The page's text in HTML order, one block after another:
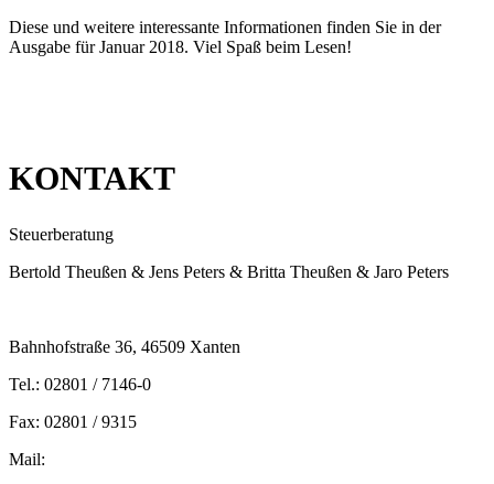
Diese und weitere interessante Informationen finden Sie in der
Ausgabe für Januar 2018. Viel Spaß beim Lesen!
KONTAKT
Steuerberatung
Bertold Theußen & Jens Peters & Britta Theußen & Jaro Peters
Bahnhofstraße 36, 46509 Xanten
Tel.: 02801 / 7146-0
Fax: 02801 / 9315
Mail: